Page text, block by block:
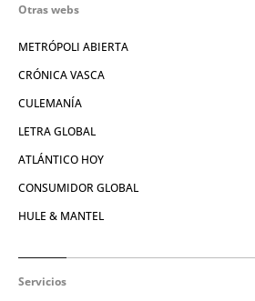
Otras webs
METRÓPOLI ABIERTA
CRÓNICA VASCA
CULEMANÍA
LETRA GLOBAL
ATLÁNTICO HOY
CONSUMIDOR GLOBAL
HULE & MANTEL
Servicios